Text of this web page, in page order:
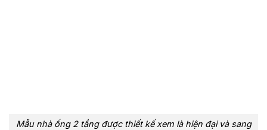
Mẫu nhà ống 2 tầng được thiết kế xem là hiện đại và sang